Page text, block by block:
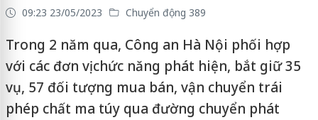
09:23 23/05/2023 Chuyển động 389
Trong 2 năm qua, Công an Hà Nội phối hợp
với các đơn vị chức năng phát hiện, bắt giữ 35
vụ, 57 đối tượng mua bán, vận chuyển trái
phép chất ma túy qua đường chuyển phát